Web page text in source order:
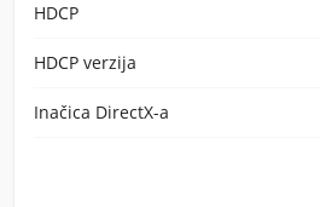
HDCP
HDCP verzija
Inačica DirectX-a